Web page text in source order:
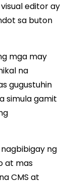
editor ay
sa buton
mga may
na
gugustuhin
simula gamit
ng
at mas
CMS at